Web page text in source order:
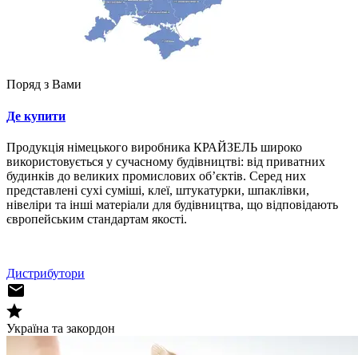
Поряд з Вами
Де купити
Продукція німецького виробника КРАЙЗЕЛЬ широко
використовується у сучасному будівництві: від приватних
будинків до великих промислових об’єктів. Серед них
представлені сухі суміші, клеї, штукатурки, шпаклівки,
нівеліри та інші матеріали для будівництва, що відповідають
європейським стандартам якості.
Дистрибутори
Україна та закордон